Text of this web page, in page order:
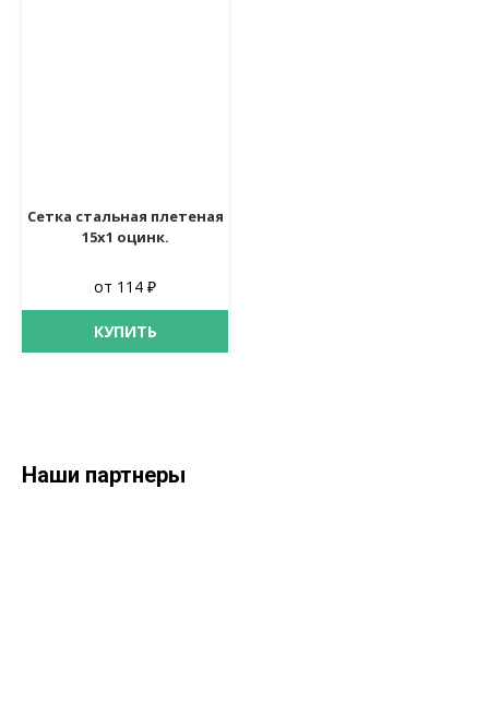
Сетка стальная плетеная
15х1 оцинк.
от 114 ₽
КУПИТЬ
Наши партнеры